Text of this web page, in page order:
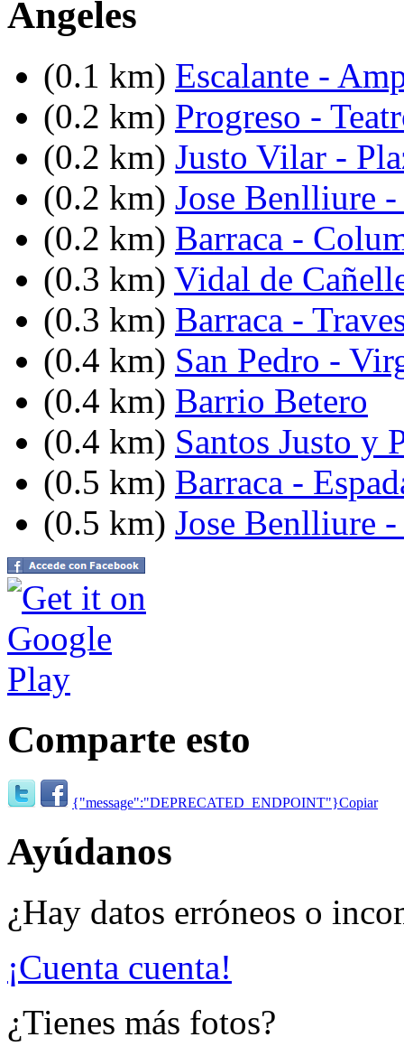
Angeles
(0.1 km) Escalante -
(0.2 km) Progreso -
(0.2 km) Justo Vilar -
(0.2 km) Jose Benlliure
(0.2 km) Barraca -
(0.3 km) Vidal de
(0.3 km) Barraca -
(0.4 km) San Pedro -
(0.4 km) Barrio Betero
(0.4 km) Santos Justo y
(0.5 km) Barraca -
(0.5 km) Jose Benlliure
Comparte esto
{"message":"DEPRECATED_ENDPOINT"}Copiar
Ayúdanos
¿Hay datos erróneos o
¡Cuenta cuenta!
¿Tienes más fotos?